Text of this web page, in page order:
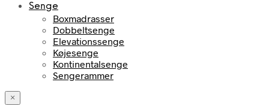
Senge
Boxmadrasser
Dobbeltsenge
Elevationssenge
Køjesenge
Kontinentalsenge
Sengerammer
×